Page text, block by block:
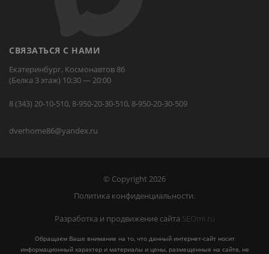
СВЯЗАТЬСЯ С НАМИ
Екатеринбург, Космонавтов 86
(Белка 3 этаж) 10:30 — 20:00
8 (343) 20-10-510, 8-950-20-30-510, 8-950-20-30-509
dverhome86@yandex.ru
© Copyright 2026
Политика конфиденциальности.
Разработка и продвижение сайта SEOmi.ru
Обращаем Ваше внимание на то, что данный интернет-сайт носит
информационный характер и материалы и цены, размещенные на сайте, не